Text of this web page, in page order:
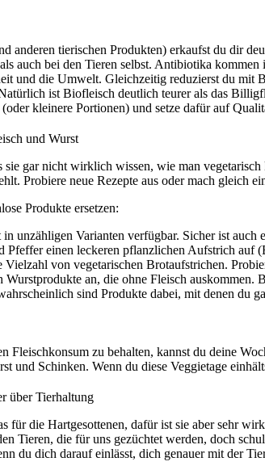
anderen tierischen Produkten) erkaufst du dir
auch bei den Tieren selbst. Antibiotika
und die Umwelt. Gleichzeitig reduzierst du mit
ist Biofleisch deutlich teurer als das
kleinere Portionen) und setze dafür auf
und Wurst
gar nicht wirklich wissen, wie man
Probiere neue Rezepte aus oder mach gleich
Produkte ersetzen:
unzähligen Varianten verfügbar. Sicher ist auch
Pfeffer einen leckeren pflanzlichen Aufstrich auf
von vegetarischen Brotaufstrichen.
an, die ohne Fleisch
sind Produkte dabei, mit denen du
Fleischkonsum zu behalten, kannst du deine
und Schinken. Wenn du diese Veggietage
über Tierhaltung
für die Hartgesottenen, dafür ist sie aber sehr
Tieren, die für uns gezüchtet werden, doch
du dich darauf einlässt, dich genauer mit der